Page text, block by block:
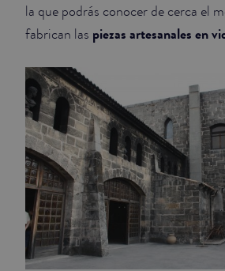
la que podrás conocer de cerca el
fabrican las piezas artesanales en